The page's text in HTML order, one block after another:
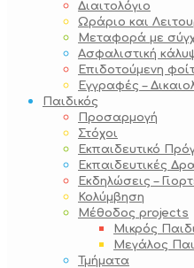
Διαιτολόγιο
Ωράριο και
Μεταφορά με
Ασφαλιστική
Επιδοτούμενη
Εγγραφές –
Παιδικός
Προσαρμογή
Στόχοι
Εκπαιδευτικό
Εκπαιδευτικές
Εκδηλώσεις –
Κολύμβηση
Μέθοδος projects
Μικρός
Μεγάλος
Τμήματα